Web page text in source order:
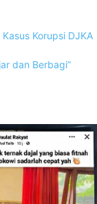
Korupsi DJKA
dan Berbagi”